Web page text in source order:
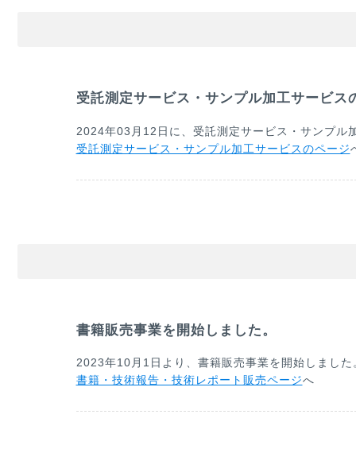
受託測定サービス・サンプル加工サービス
2024年03月12日に、受託測定サービス・サンプル
受託測定サービス・サンプル加工サービスのページ
書籍販売事業を開始しました。
2023年10月1日より、書籍販売事業を開始しました
書籍・技術報告・技術レポート販売ページへ